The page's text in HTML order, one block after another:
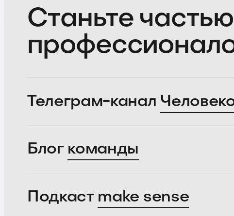
Станьте
Телеграм-канал
Блог команды
Подкаст make sense